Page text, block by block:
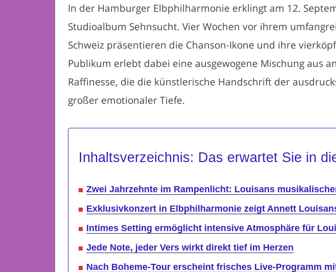
In der Hamburger Elbphilharmonie erklingt am 12.
Studioalbum Sehnsucht. Vier Wochen vor ihrem
Schweiz präsentieren die Chanson-Ikone und ihre
Publikum erlebt dabei eine ausgewogene Mischung aus
Raffinesse, die die künstlerische Handschrift der
großer emotionaler Tiefe.
Inhaltsverzeichnis: Das erwartet Sie in
Zwei Jahrzehnte im Rampenlicht: Louisans
Exklusivkonzert in Elbphilharmonie zeigt Annett
Intimes Setting ermöglicht intensive Atmosphäre für
Jede Note, jeder Vers wirkt direkt tief im Herzen
Nach Boheme-Tour erscheint frisches Live-Programm